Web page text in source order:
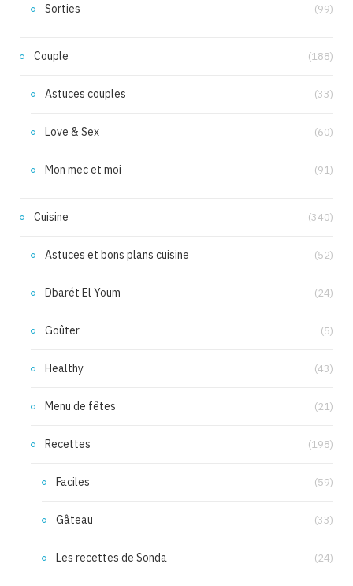
Sorties (99)
Couple (188)
Astuces couples (33)
Love & Sex (60)
Mon mec et moi (91)
Cuisine (340)
Astuces et bons plans cuisine (52)
Dbarét El Youm (24)
Goûter (5)
Healthy (43)
Menu de fêtes (21)
Recettes (198)
Faciles (59)
Gâteau (33)
Les recettes de Sonda (24)